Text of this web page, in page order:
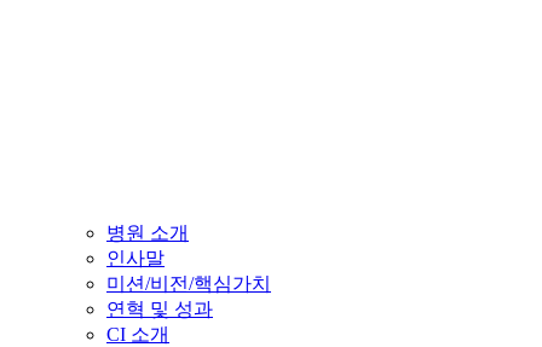
병원 소개
인사말
미션/비전/핵심가치
연혁 및 성과
CI 소개